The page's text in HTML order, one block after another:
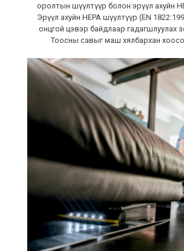
оролтын шүүлтүүр болон эрүүл ахуйн
Эрүүл ахуйн HEPA шүүлтүүр (EN
онцгой цэвэр байдлаар гадагшлуулах
Тоосны савыг маш хялбархан